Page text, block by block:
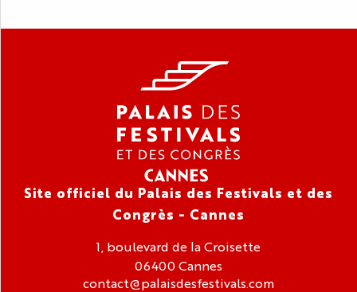
Site officiel du Palais des Festivals et des
Congrès - Cannes
1, boulevard de la Croisette
06400 Cannes
contact@palaisdesfestivals.com